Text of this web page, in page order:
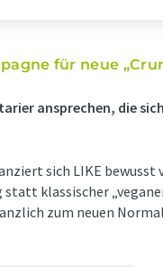
für neue
ansprechen, die
sich LIKE bewusst
statt klassischer
zum neuen